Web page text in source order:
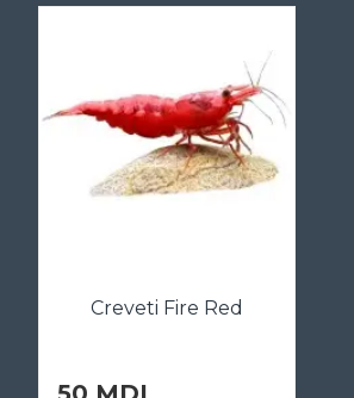
Creveti Fire Red